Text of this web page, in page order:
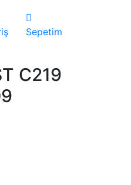
Sepetim
C219